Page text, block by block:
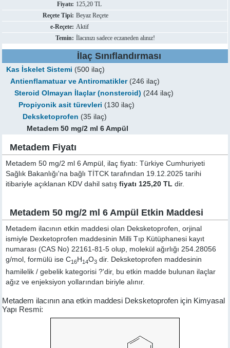
Fiyatı: 125,20 TL
Reçete Tipi: Beyaz Reçete
e-Reçete: Aktif
Temin: İlacınızı sadece eczaneden alınız!
İlaç Sınıflandırması
Kas İskelet Sistemi (500 ilaç)
Antienflamatuar ve Antiromatikler(246 ilaç)
Steroid Olmayan İlaçlar (nonsteroid) (244 ilaç)
Propiyonik asit türevleri (130 ilaç)
Deksketoprofen (35 ilaç)
Metadem 50 mg/2 ml 6 Ampül
Metadem Fiyatı
Metadem 50 mg/2 ml 6 Ampül, ilaç fiyatı: Türkiye Cumhuriyeti
Sağlık Bakanlığı'na bağlı TİTCK tarafından 19.12.2025 tarihi
itibariyle açıklanan KDV dahil satışfiyatı 125,20 TL dir.
Metadem 50 mg/2 ml 6 Ampül Etkin Maddesi
Metadem ilacının etkin maddesi olan Deksketoprofen, orjinal
ismiyle Dexketoprofen maddesinin Milli Tıp Kütüphanesi kayıt
numarası (CAS No) 22161-81-5 olup, molekül ağırlığı 254.28056
g/mol, formülü ise C16H 14O3 dir. Deksketoprofen maddesinin
hamilelik / gebelik kategorisi ?'dir, bu etkin madde bulunan ilaçlar
ağız ve enjeksiyon yollarından biriyle alınır.
Metadem ilacının ana etkin maddesi Deksketoprofen için Kimyasal
Yapı Resmi: